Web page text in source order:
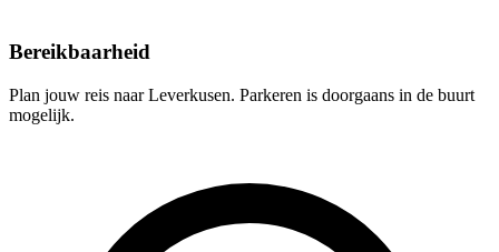
Bereikbaarheid
Plan jouw reis naar Leverkusen. Parkeren is doorgaans in de buurt
mogelijk.